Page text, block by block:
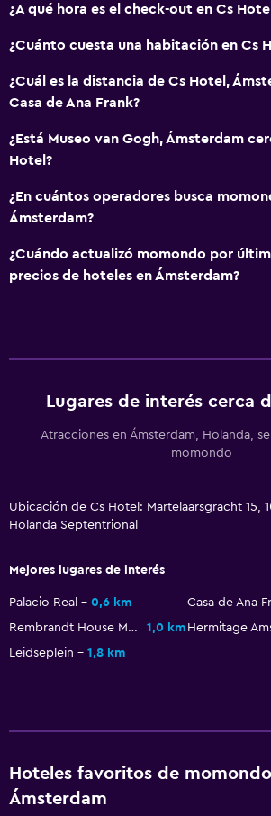
Almohada sin plumas
Habitación
Perchero
Enchufe cerca de la cama
Armario o clóset
Máquina expendedora (bebidas)
Estacionamiento y transporte
Sistema de entretenimiento
Lavandería
Lavandería
Casino
¿A qué hora es el check-out en Cs
¿Cuánto cuesta una habitación en Cs
¿Cuál es la distancia de Cs Hotel,
Casa de Ana Frank?
¿Está Museo van Gogh, Ámsterdam
Hotel?
¿En cuántos operadores busca
Ámsterdam?
¿Cuándo actualizó momondo por
precios de hoteles en Ámsterdam?
Lugares de interés cerca
Atracciones en Ámsterdam, Holanda,
momondo
Ubicación de Cs Hotel: Martelaarsgracht 15,
Holanda Septentrional
Mejores lugares de interés
Palacio Real 0,6 km Casa de Ana
Rembrandt House Museum
1,0 km
Leidseplein
1,8 km
Hoteles favoritos de
Ámsterdam